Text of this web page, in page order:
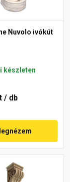
Nuvolo ivókút
készleten
/ db